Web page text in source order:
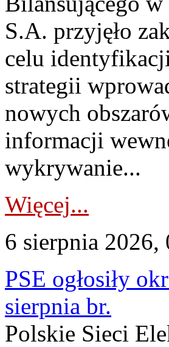
S.A. przyjęło
celu
strategii
nowych
informacji
wykrywanie...
Więcej...
6 sierpnia 2026,
PSE ogłosiły
sierpnia br.
Polskie Sieci